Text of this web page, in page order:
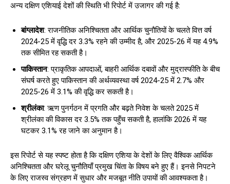
अन्य दक्षिण एशियाई देशों की स्थिति भी रिपोर्ट में उजागर की गई है:
बांग्लादेश: राजनीतिक अनिश्चितता और आर्थिक चुनौतियों के चलते वित्त वर्ष
2024-25 में वृद्धि दर 3.3% रहने की उम्मीद है, और 2025-26 में यह 4.9%
तक सीमित रह सकती है।
पाकिस्तान: प्राकृतिक आपदाओं, बाहरी आर्थिक दबावों और मुद्रास्फीति के बीच
संघर्ष करते हुए पाकिस्तान की अर्थव्यवस्था वर्ष 2024-25 में 2.7% और
2025-26 में 3.1% की वृद्धि कर सकती है।
श्रीलंका: ऋण पुनर्गठन में प्रगति और बढ़ते निवेश के चलते 2025 में
श्रीलंका की विकास दर 3.5% तक पहुँच सकती है, हालांकि 2026 में यह
घटकर 3.1% रह जाने का अनुमान है।
इस रिपोर्ट से यह स्पष्ट होता है कि दक्षिण एशिया के देशों के लिए वैश्विक आर्थिक
अनिश्चितता और घरेलू चुनौतियाँ प्रमुख चिंता के विषय बने हुए हैं। इनसे निपटने
के लिए राजस्व संग्रहण में सुधार और मजबूत नीति उपायों की आवश्यकता है।